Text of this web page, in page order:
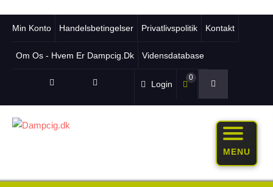
Min Konto Handelsbetingelser Privatlivspolitik Kontakt
Om Os - Hvem Er Dampcig.dk Vidensdatabase
Login
0
MENU